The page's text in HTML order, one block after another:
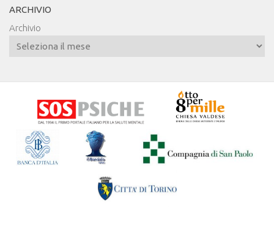
ARCHIVIO
Archivio